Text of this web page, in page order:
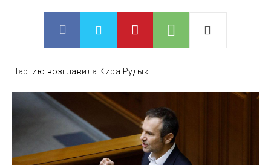
Партию возглавила Кира Рудык.